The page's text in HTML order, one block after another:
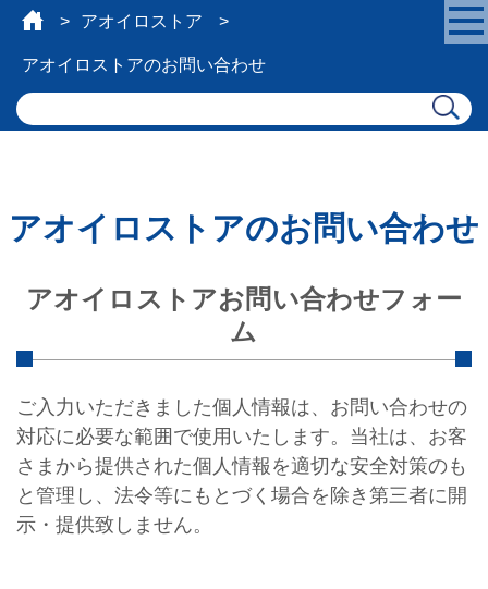
アオイロストア
アオイロストアのお問い合わせ
アオイロストアのお問い合わせ
アオイロストアお問い合わせフォー
ム
ご入力いただきました個人情報は、お問い合わせの
対応に必要な範囲で使用いたします。当社は、お客
さまから提供された個人情報を適切な安全対策のも
と管理し、法令等にもとづく場合を除き第三者に開
示・提供致しません。